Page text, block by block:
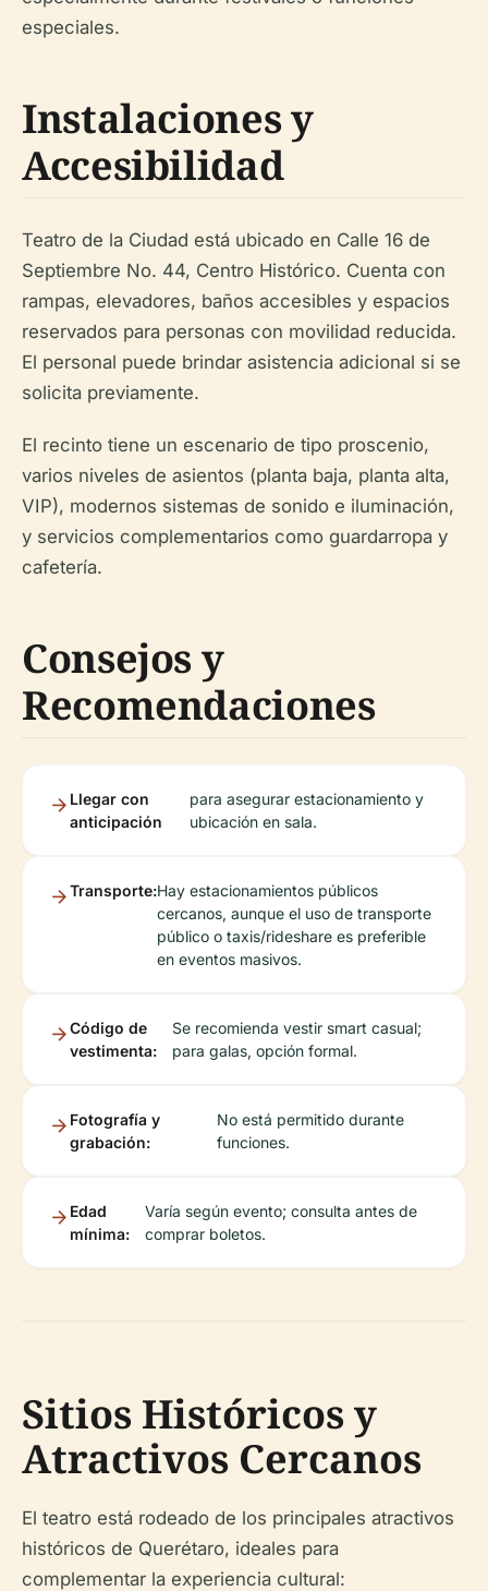
especiales.
Instalaciones y
Accesibilidad
Teatro de la Ciudad está ubicado en Calle 16 de
Septiembre No. 44, Centro Histórico. Cuenta con
rampas, elevadores, baños accesibles y espacios
reservados para personas con movilidad reducida.
El personal puede brindar asistencia adicional si se
solicita previamente.
El recinto tiene un escenario de tipo proscenio,
varios niveles de asientos (planta baja, planta alta,
VIP), modernos sistemas de sonido e iluminación,
y servicios complementarios como guardarropa y
cafetería.
Consejos y
Recomendaciones
Llegar con
anticipación
para asegurar estacionamiento y
ubicación en sala.
Transporte:Hay estacionamientos públicos
cercanos, aunque el uso de transporte
público o taxis/rideshare es preferible
en eventos masivos.
Código de
vestimenta:
Se recomienda vestir smart casual;
para galas, opción formal.
Fotografía y
grabación:
No está permitido durante
funciones.
Edad
mínima:
Varía según evento; consulta antes de
comprar boletos.
Sitios Históricos y
Atractivos Cercanos
El teatro está rodeado de los principales atractivos
históricos de Querétaro, ideales para
complementar la experiencia cultural: